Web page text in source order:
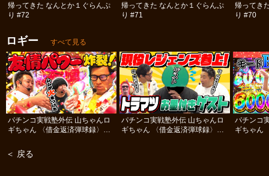
帰ってきた なんとか１ぐらんぷ
り #72
帰ってきた なんとか１ぐらんぷ
り #71
帰ってき
り #70
ロギー すべて見る
パチンコ実戦塾外伝 山ちゃんロ
ギちゃん 〈借金返済弾球録〉
パチンコ実戦塾外伝 山ちゃんロ
ギちゃん 〈借金返済弾球録〉
パチンコ
ギちゃん
＜ 戻る